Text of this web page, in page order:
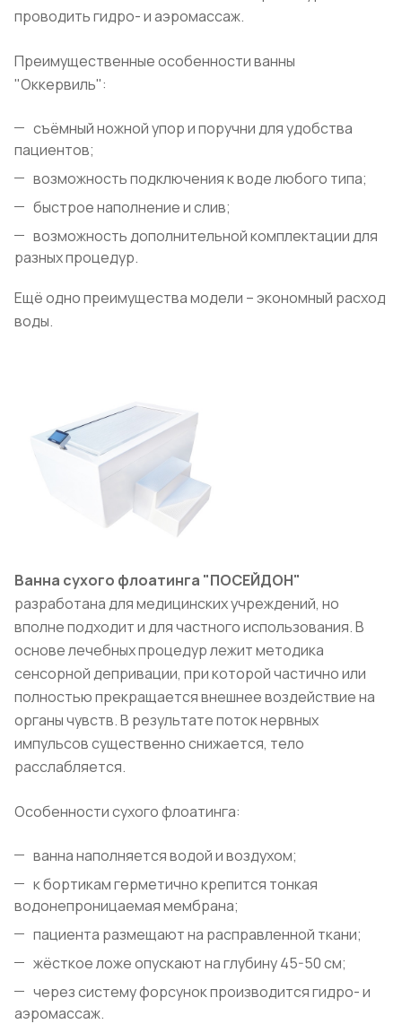
проводить гидро- и аэромассаж.
Преимущественные особенности ванны
"Оккервиль":
съёмный ножной упор и поручни для удобства
пациентов;
возможность подключения к воде любого типа;
быстрое наполнение и слив;
возможность дополнительной комплектации для
разных процедур.
Ещё одно преимущества модели – экономный расход
воды.
Ванна сухого флоатинга "ПОСЕЙДОН"
разработана для медицинских учреждений, но
вполне подходит и для частного использования. В
основе лечебных процедур лежит методика
сенсорной депривации, при которой частично или
полностью прекращается внешнее воздействие на
органы чувств. В результате поток нервных
импульсов существенно снижается, тело
расслабляется.
Особенности сухого флоатинга:
ванна наполняется водой и воздухом;
к бортикам герметично крепится тонкая
водонепроницаемая мембрана;
пациента размещают на расправленной ткани;
жёсткое ложе опускают на глубину 45-50 см;
через систему форсунок производится гидро- и
аэромассаж.